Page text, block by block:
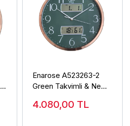
Enarose A523263-2
Green Takvimli & Nem
4.080,00 TL